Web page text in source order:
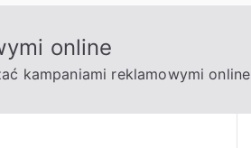
online
kampaniami reklamowymi online